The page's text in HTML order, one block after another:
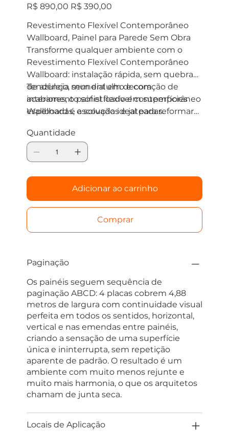
Preço
original
R$ 890,00 Preço
promocional
R$ 390,00
Revestimento Flexível Contemporâneo
Wallboard, Painel para Parede Sem Obra
Transforme qualquer ambiente com o
Revestimento Flexível Contemporâneo
Wallboard: instalação rápida, sem quebra
de azulejo, sem entulho e com
acabamento sofisticado em superfícies
espelhadas, escovadas e jateadas.
Tendência mundial em decoração de
interiores, o painel flexível contemporâneo
Wallboard é a solução ideal para reformar
design moderno e arrojado, gastando
muito menos do que em revestimentos
especiais de grande formato, sem precisar
Quantidade
Adicionar ao carrinho
Comprar
Paginação
Os painéis seguem sequência de
paginação ABCD: 4 placas cobrem 4,88
metros de largura com continuidade visual
perfeita em todos os sentidos, horizontal,
vertical e nas emendas entre painéis,
criando a sensação de uma superfície
única e ininterrupta, sem repetição
aparente de padrão. O resultado é um
ambiente com muito menos rejunte e
muito mais harmonia, o que os arquitetos
chamam de junta seca.
Locais de Aplicação